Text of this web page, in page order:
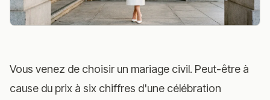
Vous venez de choisir un mariage civil. Peut-être à
cause du prix à six chiffres d'une célébration